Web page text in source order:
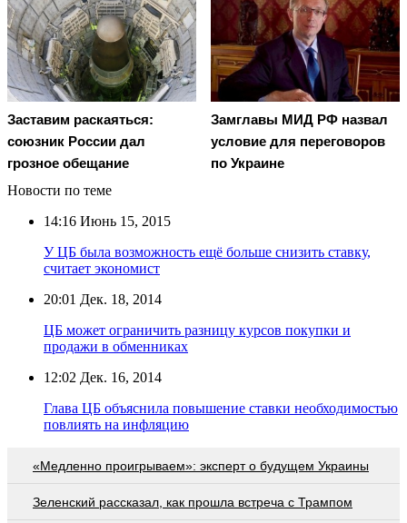
Заставим раскаяться:
союзник России дал
грозное обещание
Замглавы МИД РФ назвал
условие для переговоров
по Украине
Новости по теме
14:16 Июнь 15, 2015
У ЦБ была возможность ещё больше снизить ставку,
считает экономист
20:01 Дек. 18, 2014
ЦБ может ограничить разницу курсов покупки и
продажи в обменниках
12:02 Дек. 16, 2014
Глава ЦБ объяснила повышение ставки необходимостью
повлиять на инфляцию
«Медленно проигрываем»: эксперт о будущем Украины
Зеленский рассказал, как прошла встреча с Трампом